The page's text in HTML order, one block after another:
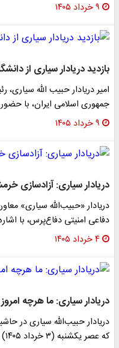
۹ خرداد ۱۴۰۵
بازدید دریادار سیاری از
امیر دریادار حبیب الله
جمهوری اسلامی ایران، با
۹ خرداد ۱۴۰۵
دریادار سیاری: آزادسازی
دریادار «حبیب‌الله سیاری»
دفاعی امنیتی دفاع‌پرس، با
۴ خرداد ۱۴۰۵
دریادار سیاری: ما هرچه
دریادار حبیب‌الله سیاری در
که عصر یکشنبه (۳ خرداد ۱۴۰۵) در مصلای امام خمینی (ره)…